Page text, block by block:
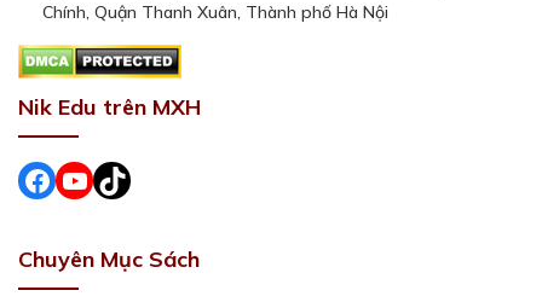
Chính, Quận Thanh Xuân, Thành phố Hà Nội
Nik Edu trên MXH
Facebook # #
Chuyên Mục Sách